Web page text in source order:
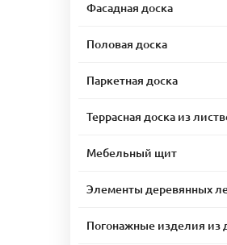
Фасадная доска
Половая доска
Паркетная доска
Террасная доска из
Мебельный щит
Элементы деревянных
Погонажные изделия из